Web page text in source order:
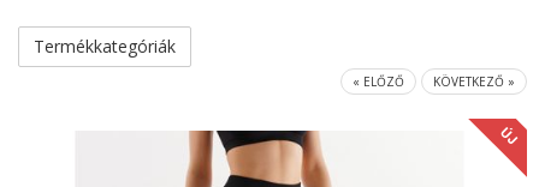
Termékkategóriák
« ELŐZŐ KÖVETKEZŐ »
ÚJ